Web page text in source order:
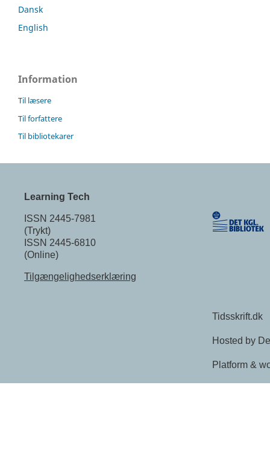
Dansk
English
Information
Til læsere
Til forfattere
Til bibliotekarer
Learning Tech
ISSN 2445-7981
(Trykt)
ISSN 2445-6810
(Online)
Tilgængelighedserklæring